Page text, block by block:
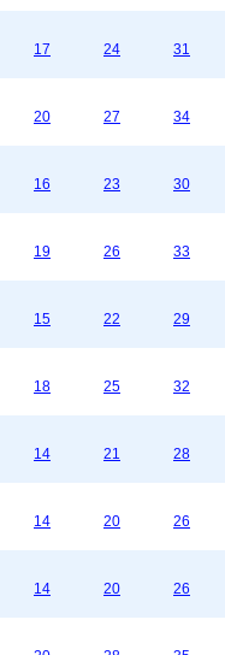
17 24 31
20 27 34
16 23 30
19 26 33
15 22 29
18 25 32
14 21 28
14 20 26
14 20 26